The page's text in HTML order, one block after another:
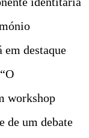
destaque
workshop
de um debate